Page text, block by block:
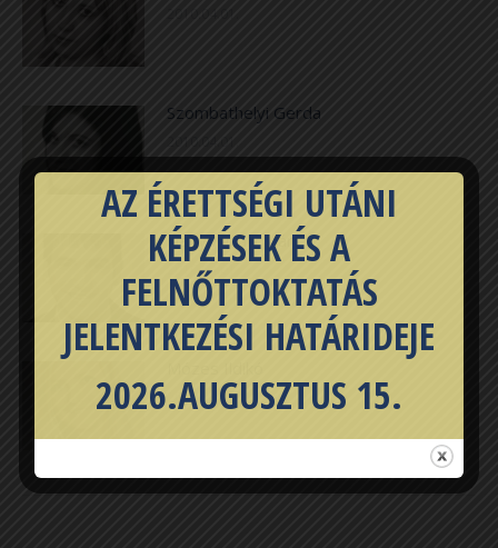
Szombathelyi Gerda
Nagy Mihály Márk
2010.04.01.
2010.04.01.
AZ ÉRETTSÉGI UTÁNI
KÉPZÉSEK ÉS A
FELNŐTTOKTATÁS
JELENTKEZÉSI HATÁRIDEJE
2026.AUGUSZTUS 15.